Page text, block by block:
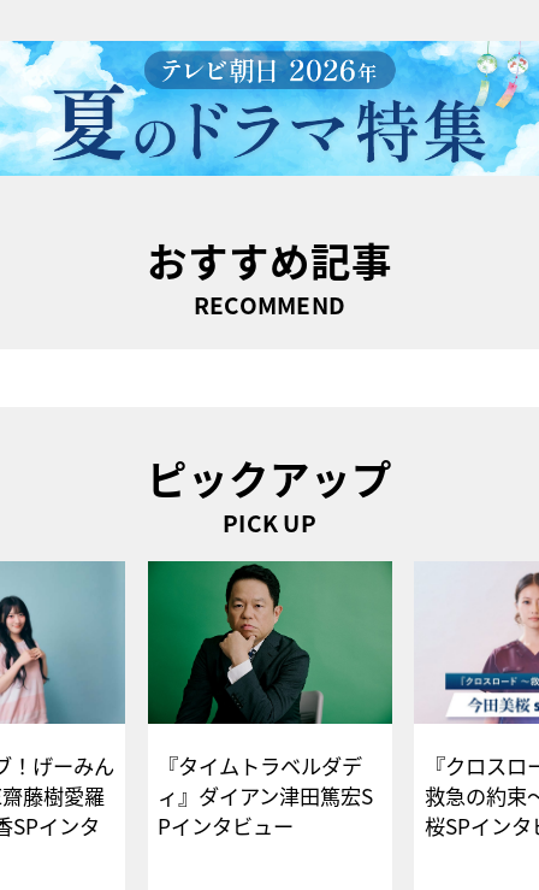
おすすめ記事
RECOMMEND
ピックアップ
PICK UP
！げーみん
藤樹愛羅
SPインタ
『タイムトラベルダデ
ィ』ダイアン津田篤宏S
Pインタビュー
『クロス
救急の約束
桜SPイ